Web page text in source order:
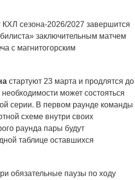
сезона-2026/2027 завершится
заключительным матчем
с магнитогорским
стартуют 23 марта и продлятся до
может состояться
серии. В первом раунде команды
схеме внутри своих
раунда пары будут
таблице оставшихся
обязательные паузы по ходу